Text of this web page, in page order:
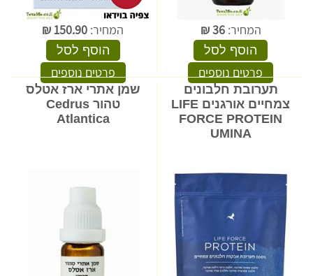
המחיר:36
₪
הוסף לסל
פרטים נוספים
המחיר: 150.90
₪
הוסף לסל
פרטים נוספים
תערובת חלבונים
צמחיים אורגנים LIFE
FORCE PROTEIN
UMINA
שמן אתרי ארז אטלס
טהור Cedrus
Atlantica